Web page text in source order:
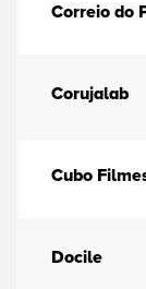
Correio do
Corujalab
Cubo
Docile